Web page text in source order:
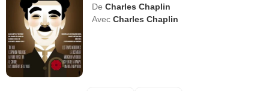
De Charles Chaplin
Avec Charles Chaplin